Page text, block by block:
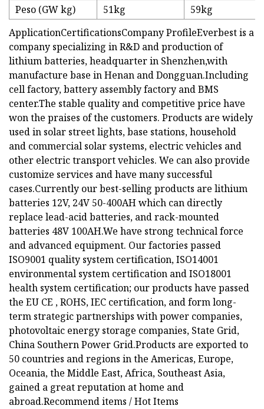
Peso (GW kg)
51kg
59kg
ApplicationCertificationsCompany ProfileEverbest is a
company specializing in R&D and production of
lithium batteries, headquarter in Shenzhen,with
manufacture base in Henan and Dongguan.Including
cell factory, battery assembly factory and BMS
center.The stable quality and competitive price have
won the praises of the customers. Products are widely
used in solar street lights, base stations, household
and commercial solar systems, electric vehicles and
other electric transport vehicles. We can also provide
customize services and have many successful
cases.Currently our best-selling products are lithium
batteries 12V, 24V 50-400AH which can directly
replace lead-acid batteries, and rack-mounted
batteries 48V 100AH.We have strong technical force
and advanced equipment. Our factories passed
ISO9001 quality system certification, ISO14001
environmental system certification and ISO18001
health system certification; our products have passed
the EU CE , ROHS, IEC certification, and form long-
term strategic partnerships with power companies,
photovoltaic energy storage companies, State Grid,
China Southern Power Grid.Products are exported to
50 countries and regions in the Americas, Europe,
Oceania, the Middle East, Africa, Southeast Asia,
gained a great reputation at home and
abroad.Recommend items / Hot Items